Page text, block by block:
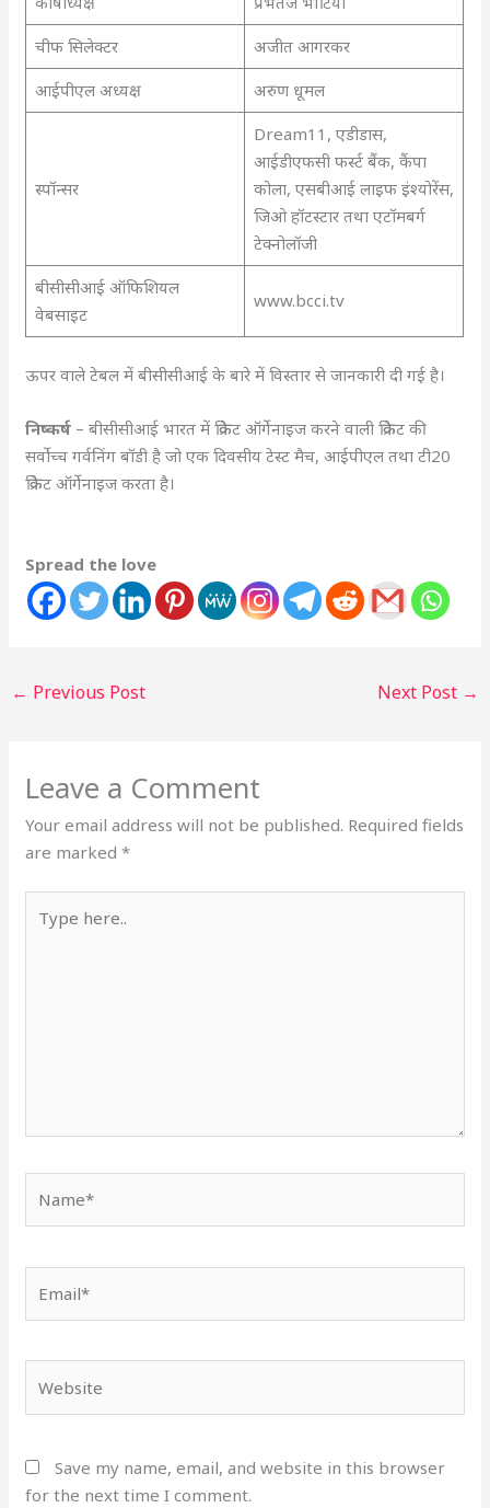
चीफ सिलेक्टर
अजीत आगरकर
आईपीएल अध्यक्ष
अरुण धूमल
स्पॉन्सर
Dream11, एडीडास,
आईडीएफसी फर्स्ट बैंक, कैंपा
कोला, एसबीआई लाइफ इंश्योरेंस,
जिओ हॉटस्टार तथा एटॉमबर्ग
टेक्नोलॉजी
बीसीसीआई ऑफिशियल
वेबसाइट
www.bcci.tv
ऊपर वाले टेबल में बीसीसीआई के बारे में विस्तार से जानकारी दी गई है।
निष्कर्ष – बीसीसीआई भारत में क्रिकेट ऑर्गेनाइज करने वाली क्रिकेट की
सर्वोच्च गर्वनिंग बॉडी है जो एक दिवसीय टेस्ट मैच, आईपीएल तथा टी20
क्रिकेट ऑर्गेनाइज करता है।
Spread the love
← Previous Post Next Post →
Leave a Comment
Your email address will not be published. Required fields
are marked*
here..
Save my name, email, and website in this browser
for the next time I comment.